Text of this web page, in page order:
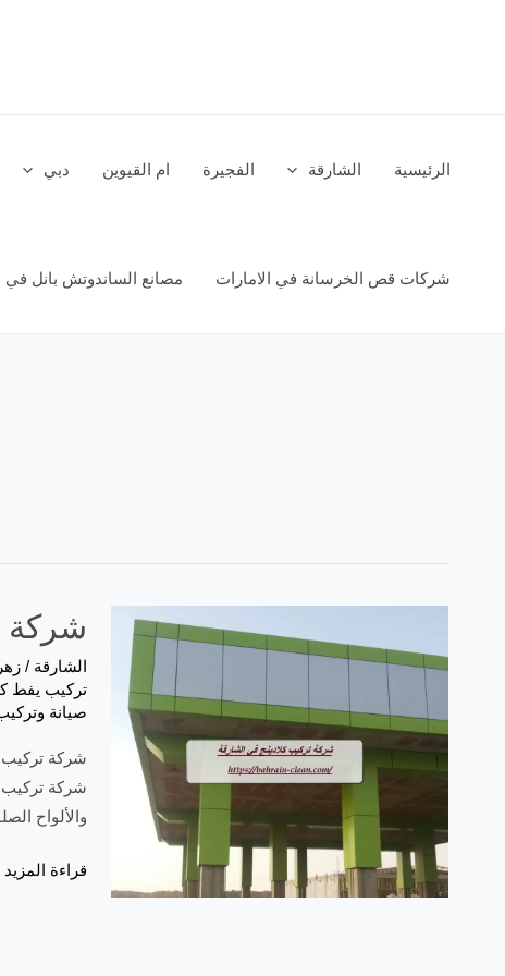
الرئيسية الشارقة الفجيرة ام القيوين دبي
شركات قص الخرسانة في الامارات مصانع الساندوتش بانل في
شركة
الشارقة /
تركيب يفط
صيانة
شركة تركيب
شركة تركيب
والألواح
شركة
قراءة